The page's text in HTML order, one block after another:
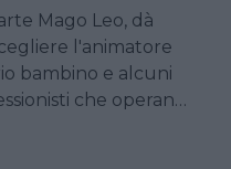
Mago Leo, dà
l'animatore
bambino e alcuni
che operano